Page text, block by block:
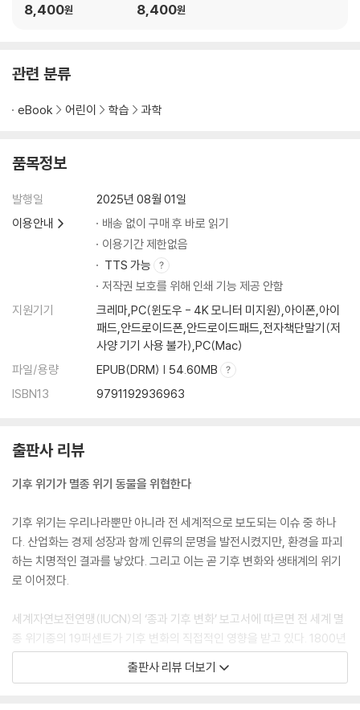
8,400원 8,400원
관련 분류
eBook 어린이 학습 과학
품목정보
발행일
2025년 08월 01일
이용안내
배송 없이 구매 후 바로 읽기
이용기간 제한없음
TTS 가능
저작권 보호를 위해 인쇄 기능 제공 안함
지원기기
크레마,PC(윈도우 - 4K 모니터 미지원),아이폰,아이
패드,안드로이드폰,안드로이드패드,전자책단말기(저
사양 기기 사용 불가),PC(Mac)
파일/용량
EPUB(DRM) | 54.60MB
ISBN13
9791192936963
출판사 리뷰
기후 위기가 멸종 위기 동물을 위협한다
기후 위기는 우리나라뿐만 아니라 전 세계적으로 보도되는 이슈 중 하나
다. 산업화는 경제 성장과 함께 인류의 문명을 발전시켰지만, 환경을 파괴
하는 치명적인 결과를 낳았다. 그리고 이는 곧 기후 변화와 생태계의 위기
로 이어졌다.
세계자연보전연맹(IUCN)의 ‘종과 기후 변화’ 보고서에 따르면 전 세계 멸
종 위기종의 19퍼센트가 기후 변화의 직접적인 영향을 받고 있다. 1800년
대 산업화 이후 지구의 기온이 1도가량 상승하면서 가뭄과 허리케인, 해수
면 상승 등의 극한 기후 현상이 빈번해졌고, 야생 동물이 점점 환경에 적응
출판사 리뷰 더보기